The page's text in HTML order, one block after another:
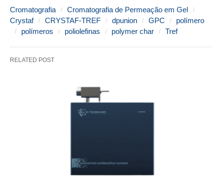
Cromatografia
Cromatografia de Permeação em Gel
Crystaf
CRYSTAF-TREF dpunion GPC
polímero
polímeros
poliolefinas polymer char Tref
RELATED POST